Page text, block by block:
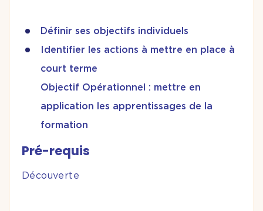
Définir ses objectifs individuels
Identifier les actions à mettre en place à
court terme
Objectif Opérationnel : mettre en
application les apprentissages de la
formation
Pré-requis
Découverte